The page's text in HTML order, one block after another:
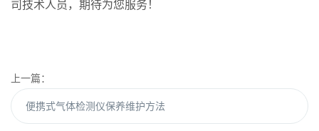
司技术人员，期待为您服务！
上一篇：
便携式气体检测仪保养维护方法